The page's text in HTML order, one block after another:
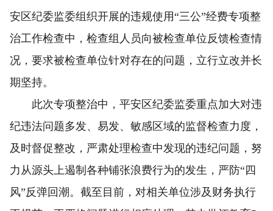
安区纪委监委组织开展的违规使用“三公”经费专项整
治工作检查中，检查组人员向被检查单位反馈检查情
况，要求被检查单位针对存在的问题，立行立改并长
期坚持。
此次专项整治中，平安区纪委监委重点加大对违
纪违法问题多发、易发、敏感区域的监督检查力度，
及时督促整改，严肃处理检查中发现的违纪问题，努
力从源头上遏制各种铺张浪费行为的发生，严防“四
风”反弹回潮。截至目前，对相关单位涉及财务执行